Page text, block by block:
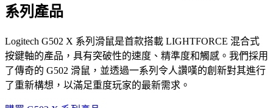
系列產品
Logitech G502 X 系列滑鼠是首款搭載 LIGHTFORCE 混合式
按鍵軸的產品，具有突破性的速度、精準度和觸感。我們採用
了傳奇的 G502 滑鼠，並透過一系列令人讚嘆的創新對其進行
了重新構想，以滿足重度玩家的最新需求。